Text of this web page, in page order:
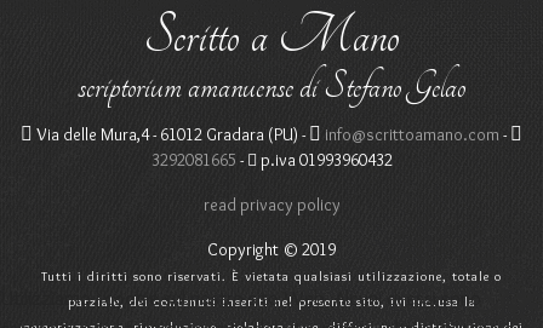
Scritto a Mano
scriptorium amanuense di Stefano Gelao
Via delle Mura,4 - 61012 Gradara (PU) - info@scrittoamano.com -
3292081665 - p.iva 01993960432
read privacy policy
Copyright © 2019
Tutti i diritti sono riservati. È vietata qualsiasi utilizzazione, totale o
parziale, dei contenuti inseriti nel presente sito, ivi inclusa la
Utilizziamo i cookie sul nostro sito Web. Alcuni di essi sono